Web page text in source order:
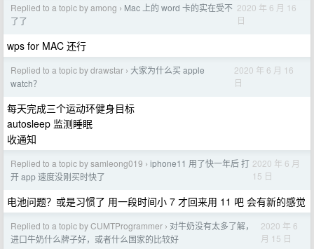
Replied to a topic by among › Mac 上的 word 卡的实在受不
了了
2020 年 6 月 16
日
wps for MAC 还行
Replied to a topic by drawstar › 大家为什么买 apple
watch？
2020 年 6 月 16
日
每天完成三个运动环健身目标
autosleep 监测睡眠
收通知
Replied to a topic by samleong019 › iphone11 用了快一年后 打
开 app 速度没刚买时快了
2020 年 6 月
15 日
电池问题？或是习惯了 用一段时间小 7 才回来用 11 吧 会有新的感觉
Replied to a topic by CUMTProgrammer › 对牛奶没有太多了解，
进口牛奶什么牌子好，或者什么国家的比较好
2020 年 6
月 15 日